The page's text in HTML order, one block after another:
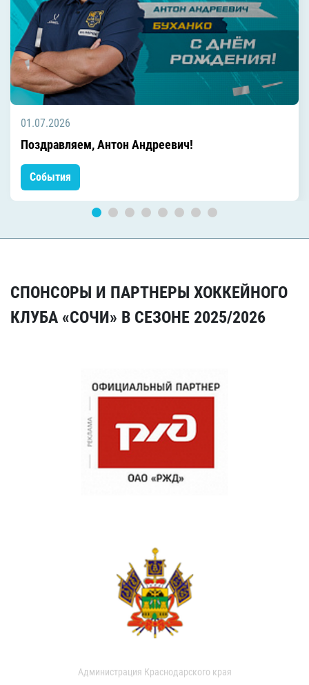
01.07.2026
Поздравляем, Антон Андреевич!
События
СПОНСОРЫ И ПАРТНЕРЫ ХОККЕЙНОГО
КЛУБА «СОЧИ» В СЕЗОНЕ 2025/2026
Администрация Краснодарского края